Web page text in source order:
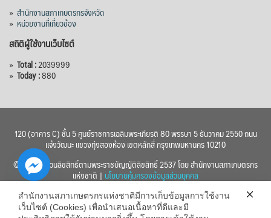
» สำนักงานสภาเกษตรกรจังหวัด
» หน่วยงานที่เกี่ยวข้อง
สถิติผู้ใช้งานเว็บไซต์
» Total :2039999
» Today :880
120 (อาคาร C) ชั้น 5 ศูนย์ราชการเฉลิมพระเกียรติ 80 พรรษา 5 ธันวาคม 2550 ถนน
แจ้งวัฒนะ แขวงทุ่งสองห้อง เขตหลักสี่ กรุงเทพมหานคร 10210
© 2560 สงวนลิขสิทธิ์ตามพระราชบัญญัติลิขสิทธิ์ 2537 โดย สำนักงานสภาเกษตรกร
แห่งชาติ | นโยบายคุ้มครองข้อมูลส่วนบุคคล
สำนักงานสภาเกษตรกรแห่งชาติมีการเก็บข้อมูลการใช้งาน
เว็บไซต์ (Cookies) เพื่อนำเสนอเนื้อหาที่ดีและมี